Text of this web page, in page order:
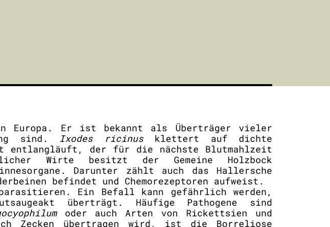
Europa. Er ist bekannt als Überträger vieler
sind. Ixodes ricinusklettert auf dichte
entlangläuft, der für die nächste Blutmahlzeit
Wirte besitzt der Gemeine Holzbock
Darunter zählt auch das Hallersche
befindet und Chemorezeptoren aufweist.
parasitieren. Ein Befall kann gefährlich werden,
überträgt. Häufige Pathogene sind
oder auch Arten von Rickettsien und
Zecken übertragen wird, ist die Borreliose